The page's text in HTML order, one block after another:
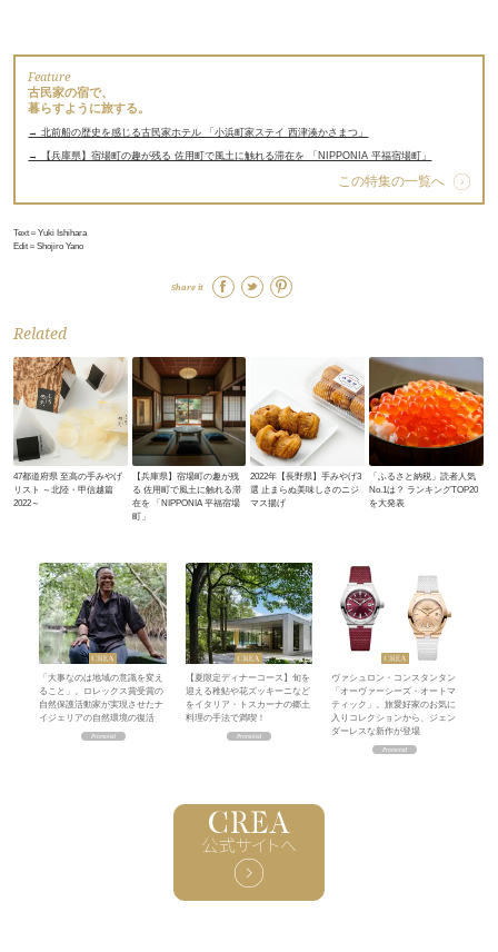
Feature
古民家の宿で、
暮らすように旅する。
→ 北前船の歴史を感じる古民家ホテル 「小浜町家ステイ 西津湊かさまつ」
→ 【兵庫県】宿場町の趣が残る 佐用町で風土に触れる滞在を 「NIPPONIA 平福宿場町」
この特集の一覧へ
Text＝Yuki Ishihara
Edit＝Shojiro Yano
Share it
Related
47都道府県 至高の手みやげ
リスト ～北陸・甲信越篇
2022～
【兵庫県】宿場町の趣が残
る 佐用町で風土に触れる滞
在を 「NIPPONIA 平福宿場
町」
2022年【長野県】手みやげ3
選 止まらぬ美味しさのニジ
マス揚げ
「ふるさと納税」読者人気
No.1は？ ランキングTOP20
を大発表
「大事なのは地域の意識を変え
ること」。ロレックス賞受賞の
自然保護活動家が実現させたナ
イジェリアの自然環境の復活
【夏限定ディナーコース】旬を
迎える稚鮎や花ズッキーニなど
をイタリア・トスカーナの郷土
料理の手法で満喫！
ヴァシュロン・コンスタンタン
「オーヴァーシーズ・オートマ
ティック」。旅愛好家のお気に
入りコレクションから、ジェン
ダーレスな新作が登場